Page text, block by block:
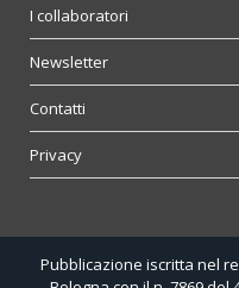
I collaboratori
Newsletter
Contatti
Privacy
Pubblicazione iscritta nel